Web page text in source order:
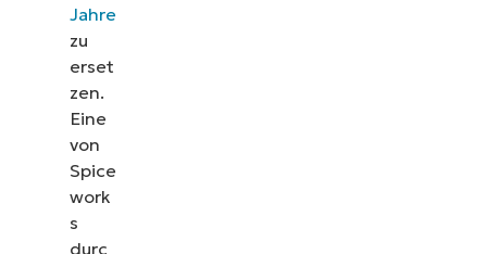
Jahre
zu
erset
zen.
Eine
von
Spice
work
s
durc